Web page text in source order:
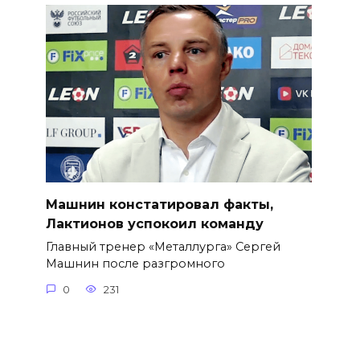
Машнин констатировал факты,
Лактионов успокоил команду
Главный тренер «Металлурга» Сергей
Машнин после разгромного
0 231